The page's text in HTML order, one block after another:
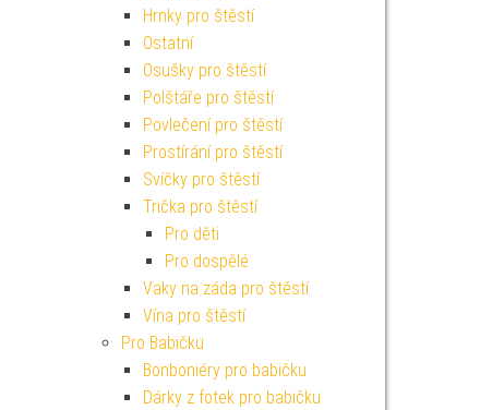
Hrnky pro štěstí
Ostatní
Osušky pro štěstí
Polštáře pro štěstí
Povlečení pro štěstí
Prostírání pro štěstí
Svíčky pro štěstí
Trička pro štěstí
Pro děti
Pro dospělé
Vaky na záda pro štěstí
Vína pro štěstí
Pro Babičku
Bonboniéry pro babičku
Dárky z fotek pro babičku